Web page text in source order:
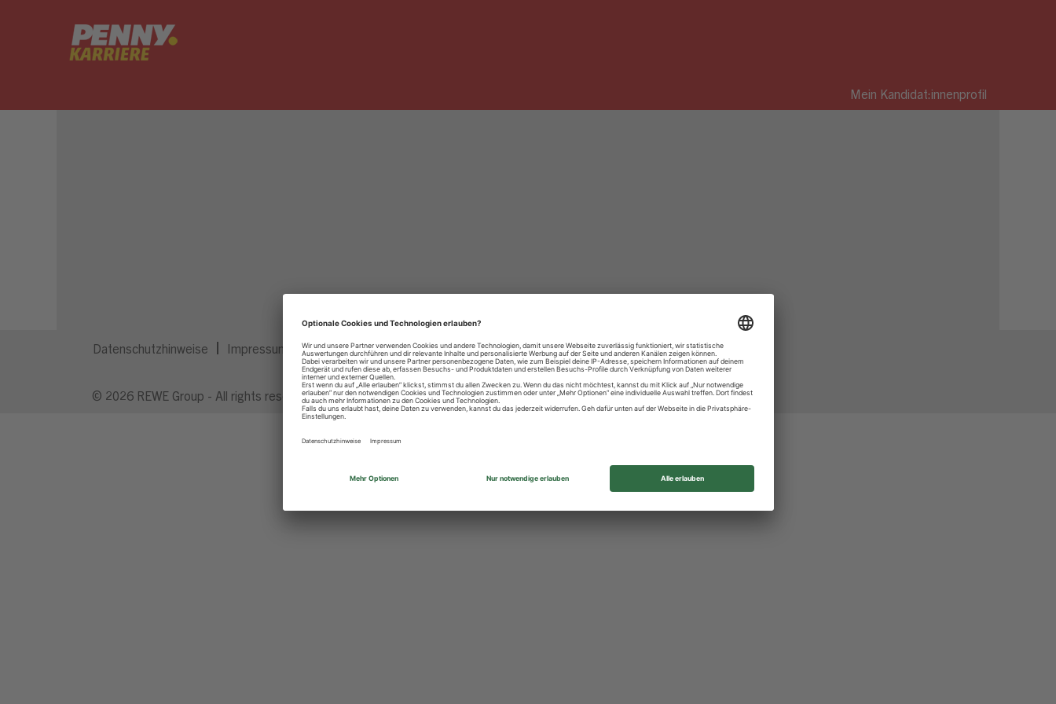
Mein Kandidat:innenprofil
Datenschutzhinweise Impressum Privatsphäre-Einstellungen
© 2026 REWE Group - All rights reserved